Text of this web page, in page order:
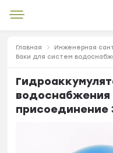
Главная Инженерная
Баки для систем
водоснабжения
присоединение